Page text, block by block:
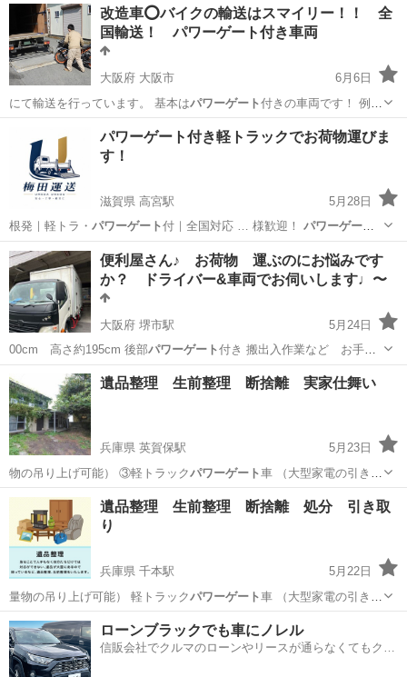
宮城 仙台市 便利屋
改造車⭕️バイクの輸送はスマイリー！！ 全
国輸送！ パワーゲート付き車両
大阪府 大阪市
6月6日
にて輸送を行っています。 基本はパワーゲート付きの車両です！ 例〜
⤵︎ 自宅…
運搬代行 パワーゲート
パワーゲート付き軽トラックでお荷物運びま
す！
滋賀県 高宮駅
5月28日
根発｜軽トラ・ パワーゲート付｜全国対応 … 様歓迎！ パワーゲート
付き軽トラック… mまで対応 ・パワーゲート装備 （横14…
滋賀 彦根市 高宮駅 便利屋 パワーゲート
便利屋さん♪ お荷物 運ぶのにお悩みです
か？ ドライバー&車両でお伺いします♩〜
大阪府 堺市駅
5月24日
00cm 高さ約195cm 後部パワーゲート付き 搬出入作業など お手
伝…
堺市 堺市駅 便利屋 パワーゲート
遺品整理 生前整理 断捨離 実家仕舞い
兵庫県 英賀保駅
5月23日
物の吊り上げ可能） ③軽トラックパワーゲート車 （大型家電の引き取
り可能） …
兵庫 姫路市 英賀保駅 遺品整理 買取
遺品整理 生前整理 断捨離 処分 引き取
り
兵庫県 千本駅
5月22日
量物の吊り上げ可能） 軽トラックパワーゲート車 （大型家電の引き取
り可能） …
兵庫 宍粟市 千本駅 遺品整理
ローンブラックでも車にノレル
信販会社でクルマのローンやリースが通らなくてもクル